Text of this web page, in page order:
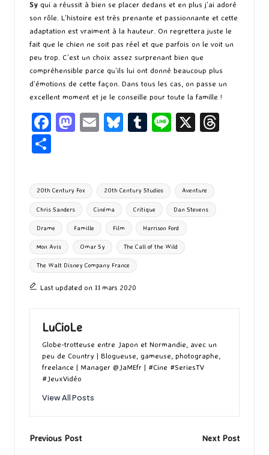
Sy qui a réussit à bien se placer dedans et en plus j’ai adoré
son rôle. L’histoire est très prenante et passionnante et cette
adaptation est vraiment à la hauteur. On regrettera juste le
fait que le chien ne soit pas réel et que parfois on le voit un
peu trop. C’est un choix assez surprenant bien que
compréhensible parce qu’ils lui ont donné beaucoup plus
d’émotions de cette façon. Dans tous les cas, on passe un
excellent moment et je le conseille pour toute la famille !
Fa
o
o
k
M
d
o
n
E
l
Bl
ky
T
bl
r
Li X
ta
g
er
Tags:
20th Century Fox 20th Century Studios Aventure
Chris Sanders Cinéma Critique Dan Stevens
Drame Famille Film Harrison Ford
Mon Avis Omar Sy The Call of the Wild
The Walt Disney Company France
Last updated on 11 mars 2020
LuCioLe
Globe-trotteuse entre Japon et Normandie, avec un
peu de Country | Blogueuse, gameuse, photographe,
freelance | Manager @JaMEfr | #Cine #SeriesTV
#JeuxVidéo
View All Posts
Post
Previous Post Next Post